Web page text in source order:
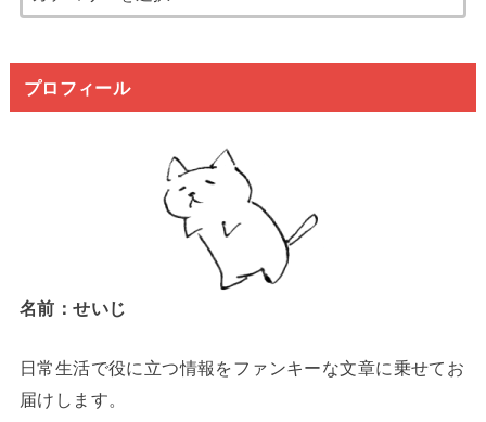
プロフィール
名前：せいじ
日常生活で役に立つ情報をファンキーな文章に乗せてお
届けします。